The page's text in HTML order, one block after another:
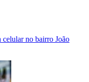
no bairro João